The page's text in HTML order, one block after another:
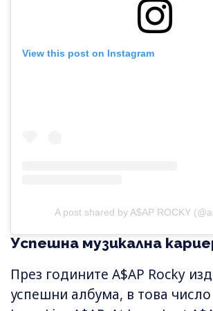
View this post on Instagram
A post shared by A$AP ROCKY
Успешна музикална
През годините A$AP Rocky
успешни албума, в това число